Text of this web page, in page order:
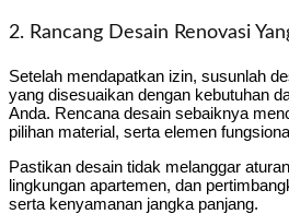
2. Rancang Desain Renovasi
Setelah mendapatkan izin, susunlah
yang disesuaikan dengan kebutuhan
Anda. Rencana desain sebaiknya
pilihan material, serta elemen
Pastikan desain tidak melanggar
lingkungan apartemen, dan
serta kenyamanan jangka panjang.